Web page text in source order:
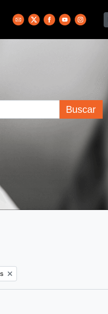
Buscar